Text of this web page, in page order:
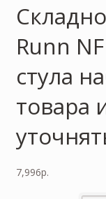
Runn
стула
товара
7,996р.